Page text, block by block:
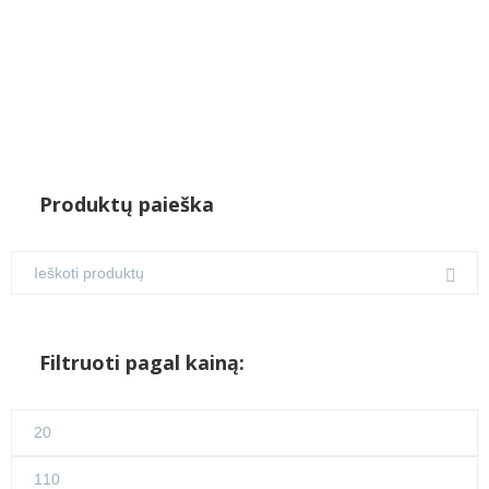
Produktų paieška
Filtruoti pagal kainą:
Maks